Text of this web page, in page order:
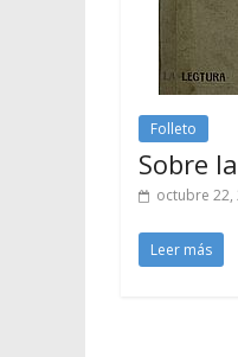
Folleto
Sobre
octubre 22,
Leer más